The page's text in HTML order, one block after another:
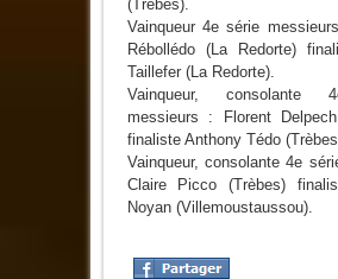
(Trèbes).
Vainqueur 4e série
Rébollédo (La Redorte)
Taillefer (La Redorte).
Vainqueur, consolante
messieurs : Florent
finaliste Anthony Tédo
Vainqueur, consolante 4e
Claire Picco (Trèbes)
Noyan (Villemoustaussou).